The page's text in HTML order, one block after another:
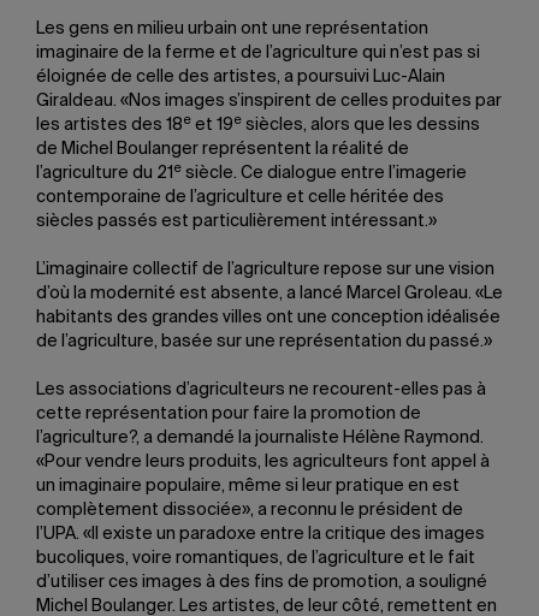
Les gens en milieu urbain ont une représentation
imaginaire de la ferme et de l’agriculture qui n’est pas si
éloignée de celle des artistes, a poursuivi Luc-Alain
Giraldeau. «Nos images s’inspirent de celles produites par
les artistes des 18 e et 19 e siècles, alors que les dessins
de Michel Boulanger représentent la réalité de
l’agriculture du 21 e siècle. Ce dialogue entre l’imagerie
contemporaine de l’agriculture et celle héritée des
siècles passés est particulièrement intéressant.»
L’imaginaire collectif de l’agriculture repose sur une vision
d’où la modernité est absente, a lancé Marcel Groleau. «Le
habitants des grandes villes ont une conception idéalisée
de l’agriculture, basée sur une représentation du passé.»
Les associations d’agriculteurs ne recourent-elles pas à
cette représentation pour faire la promotion de
l’agriculture?, a demandé la journaliste Hélène Raymond.
«Pour vendre leurs produits, les agriculteurs font appel à
un imaginaire populaire, même si leur pratique en est
complètement dissociée», a reconnu le président de
l’UPA. «Il existe un paradoxe entre la critique des images
bucoliques, voire romantiques, de l’agriculture et le fait
d’utiliser ces images à des fins de promotion, a souligné
Michel Boulanger. Les artistes, de leur côté, remettent en